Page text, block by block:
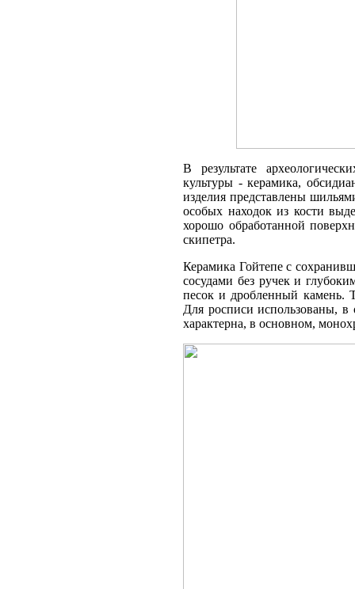
В результате
культуры - керамика,
изделия представлены
особых находок из кости
хорошо обработанной
скипетра.
Керамика Гойтепе с
сосудами без ручек и
песок и дробленный камень.
Для росписи использованы, в
характерна, в основном,